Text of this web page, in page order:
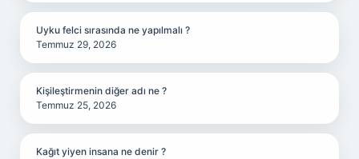
Uyku felci sırasında ne yapılmalı ?
Temmuz 29, 2026
Kişileştirmenin diğer adı ne ?
Temmuz 25, 2026
Kağıt yiyen insana ne denir ?